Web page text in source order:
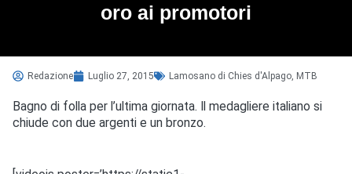
oro ai promotori
Redazione Luglio 27, 2015 Lamosano di Chies d'Alpago MTB
Bagno di folla per l’ultima giornata. Il medagliere italiano si
chiude con due argenti e un bronzo.